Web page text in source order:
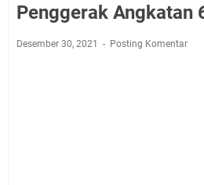
Penggerak Angkatan
Desember 30, 2021 Posting Komentar